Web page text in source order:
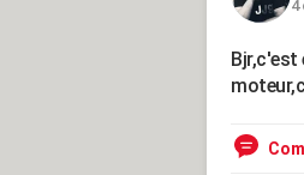
4
Bjr,c'est